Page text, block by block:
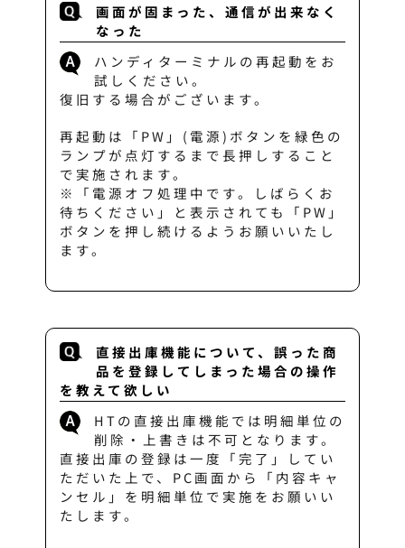
画面が固まった、通信が出来なく
なった
ハンディターミナルの再起動をお
試しください。
復旧する場合がございます。
再起動は「PW」(電源)ボタンを緑色の
ランプが点灯するまで長押しすること
で実施されます。
※「電源オフ処理中です。しばらくお
待ちください」と表示されても「PW」
ボタンを押し続けるようお願いいたし
ます。
直接出庫機能について、誤った商
品を登録してしまった場合の操作
を教えて欲しい
HTの直接出庫機能では明細単位の
削除・上書きは不可となります。
直接出庫の登録は一度「完了」してい
ただいた上で、PC画面から「内容キャ
ンセル」を明細単位で実施をお願いい
たします。